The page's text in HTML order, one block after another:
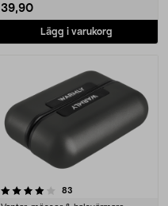
39,90
Lägg i varukorg
83